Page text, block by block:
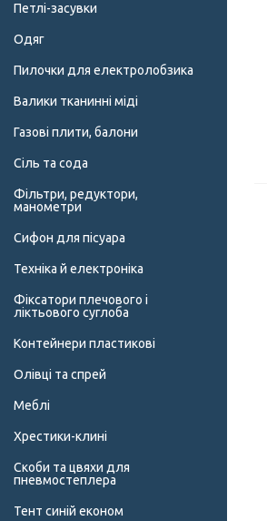
Петлі-засувки
Одяг
Пилочки для електролобзика
Валики тканинні міді
Газові плити, балони
Сіль та сода
Фільтри, редуктори,
манометри
Сифон для пісуара
Техніка й електроніка
Фіксатори плечового і
ліктьового суглоба
Контейнери пластикові
Олівці та спрей
Меблі
Хрестики-клині
Скоби та цвяхи для
пневмостеплера
Тент синій економ